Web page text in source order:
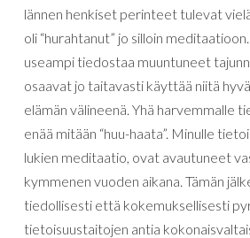
lännen henkiset perinteet tulevat
oli “hurahtanut” jo silloin
useampi tiedostaa muuntuneet
osaavat jo taitavasti käyttää niitä
elämän välineenä. Yhä harvemmalle
enää mitään “huu-haata”. Minulle
lukien meditaatio, ovat avautuneet
kymmenen vuoden aikana. Tämän
tiedollisesti että kokemuksellisesti
tietoisuustaitojen antia